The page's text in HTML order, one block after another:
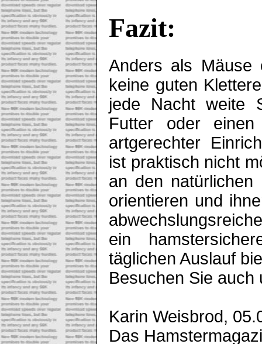
Fazit:
Anders als Mäuse
keine guten
jede Nacht weite
Futter oder
artgerechter
ist praktisch nicht
an den natürlichen
orientieren und
ein
täglichen Auslauf
Besuchen Sie auch
Karin Weisbrod,
Das